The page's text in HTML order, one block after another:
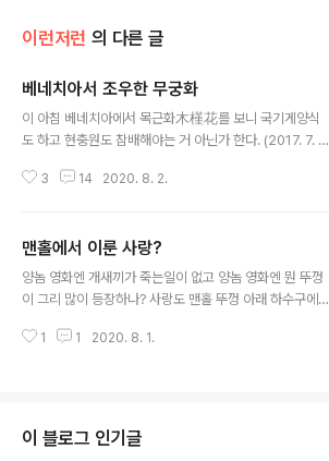
이런저런 의 다른 글
베네치아서 조우한 무궁화
이 아침 베네치아에서 목근화木槿花를 보니 국기게양식
도 하고 현충원도 참배해야는 거 아닌가 한다. (2017. 7. 3
뉴스"무궁화는 한국의 국화로서 자격이 있는가?", 임형두
문하면서 그것이 국화로 자리잡은 까닭은 윤치호를 비롯한
친일파가 시작하고 "한국 병탄과 내선일체 작업의 매개체
로 삼으려는 제국주의·군국주의·팽창주의의 흉계였다"는
놓았다는데, 나는 그의 책을 읽은 적이 없다. 따라서 현재로
3 14 2020. 8. 2.
맨홀에서 이룬 사랑?
양놈 영화엔 개새끼가 죽는일이 없고 양놈 영화엔 뭔 뚜껑
이 그리 많이 등장하나? 사랑도 맨홀 뚜껑 아래 하수구에서
다. 그 압권이 외팔이 전직 경찰을 쫓는 헤리슨 포드 주연
홀뚜껑은 양놈영화 영향 이래 한국영화에서도 주요한 소재
로 출몰하기 시작했다.
1 1 2020. 8. 1.
이 블로그 인기글